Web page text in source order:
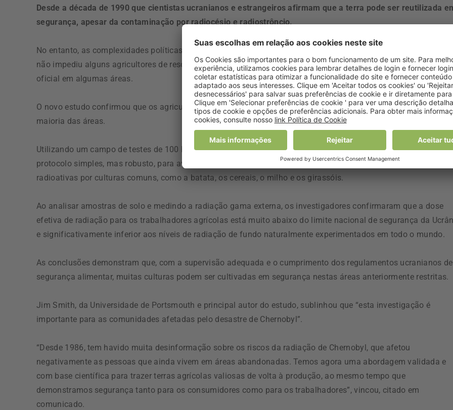
Desde a década de 1990 que cientistas ucranianos e estrangeiros afirmam que a terra pode ser reutilizada
segurança, apesar da contaminação por radiocésio e radiostrôncio.
No entanto, as complexidades políticas fizeram com que a terra permanecesse oficialmente abandonada. Isto
não impediu alguns agricultores de resolverem o problema por conta própria e de iniciarem uma produção não
oficial em algumas áreas.
O novo estudo confirmou que os agricultores tinham razão e as culturas podem ser cultivadas em segurança na
maioria das áreas.
Utilizando um campo de testes de 100 hectares na região de Zhytomyr, os investigadores desenvolveram um
protocolo simples, mas robusto, para avaliar os níveis de contaminação e prever a absorção de substâncias
radioativas por culturas comuns, como a batata, os cereais, o milho e os girassóis.
Ao analisar amostras de solo e medindo a radiação gama externa, os investigadores confirmaram que a dose
efetiva de radiação para os trabalhadores agrícolas está muito abaixo do limite nacional de segurança da
e significativamente inferior aos níveis de radiação de fundo naturalmente experimentados em todo o mundo.
As conclusões demonstram que, com a supervisão adequada e o cumprimento dos regulamentos ucranianos de
segurança alimentar, muitas culturas podem ser cultivadas em segurança nestas áreas anteriormente restritas.
Jim Smith, da Universidade de Portsmouth e principal autor do estudo, sublinhou que “esta investigação é
importante para as comunidades afetadas pelo desastre de Chernobyl”.
“Desde 1986, tem havido muita desinformação sobre os riscos da radiação de Chernobyl, que afetou
negativamente as pessoas que ainda vivem em áreas abandonadas. Temos agora uma abordagem validada e
com base científica para trazer terras agrícolas valiosas de volta à produção, ao mesmo tempo que
demonstramos segurança tanto para os consumidores como para os trabalhadores”, vincou, citado em
comunicado.